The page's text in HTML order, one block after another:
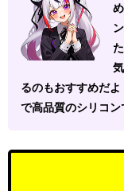
るのもおすすめだ
で高品質のシリコン